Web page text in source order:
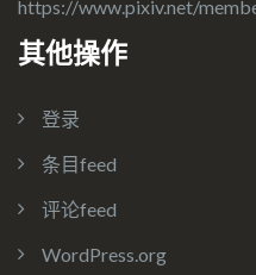
https://www.pixiv.net/
其他操作
登录
条目feed
评论feed
WordPress.org